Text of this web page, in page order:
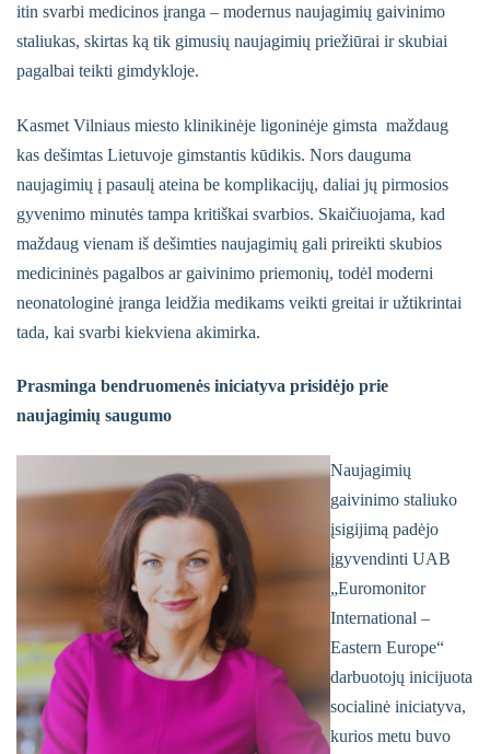
VŠĮ Vilniaus miesto klinikinės ligoninės
atsisakymo teikti asmens sveikatos priežiūros
aprašas
Sveikatos priežiūros paslaugų vertinimo
anketos
itin svarbi medicinos įranga – modernus naujagimių gaivinimo
staliukas, skirtas ką tik gimusių naujagimių priežiūrai ir skubiai
pagalbai teikti gimdykloje.
Kasmet Vilniaus miesto klinikinėje ligoninėje gimsta maždaug
kas dešimtas Lietuvoje gimstantis kūdikis. Nors dauguma
naujagimių į pasaulį ateina be komplikacijų, daliai jų pirmosios
gyvenimo minutės tampa kritiškai svarbios. Skaičiuojama, kad
maždaug vienam iš dešimties naujagimių gali prireikti skubios
medicininės pagalbos ar gaivinimo priemonių, todėl moderni
neonatologinė įranga leidžia medikams veikti greitai ir užtikrintai
tada, kai svarbi kiekviena akimirka.
Prasminga bendruomenės iniciatyva prisidėjo prie
naujagimių saugumo
Naujagimių
gaivinimo staliuko
įsigijimą padėjo
įgyvendinti UAB
„Euromonitor
International –
Eastern Europe“
darbuotojų inicijuota
socialinė iniciatyva,
kurios metu buvo